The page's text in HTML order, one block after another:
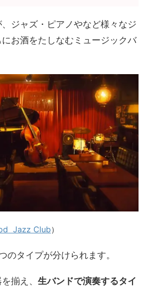
ジャズ・ピアノやなど様々なジ
お酒をたしなむミュージックバ
Jazz Club）
のタイプが分けられます。
揃え、 生バンドで演奏するタイ